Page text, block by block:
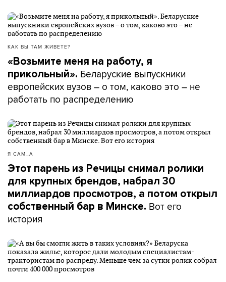
КАК ВЫ ТАМ ЖИВЕТЕ?
«Возьмите меня на работу, я
прикольный». Беларуские выпускники
европейских вузов – о том, каково это – не
работать по распределению
Я САМ_А
Этот парень из Речицы снимал ролики
для крупных брендов, набрал 30
миллиардов просмотров, а потом открыл
собственный бар в Минске. Вот его
история